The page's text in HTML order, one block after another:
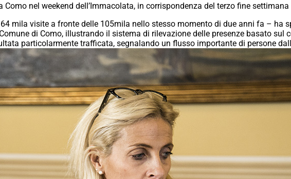
nel weekend dell’Immacolata, in corrispondenza del terzo fine
mila visite a fronte delle 105mila nello stesso momento di due anni fa – ha
di Como, illustrando il sistema di rilevazione delle presenze basato sul
particolarmente trafficata, segnalando un flusso importante di persone